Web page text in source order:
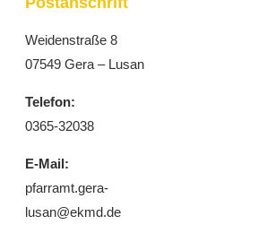
Weidenstraße 8
07549 Gera – Lusan
Telefon:
0365-32038
E-Mail:
pfarramt.gera-
lusan@ekmd.de